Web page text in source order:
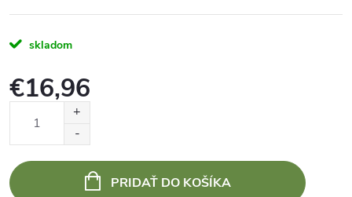
skladom
€16,96
PRIDAŤ DO KOŠÍKA